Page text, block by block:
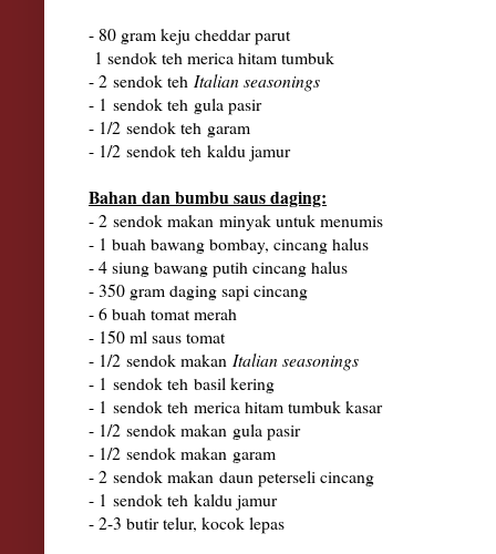
- 80 gram keju cheddar parut
1 sendok teh merica hitam tumbuk
- 2 sendok teh Italian seasonings
- 1 sendok teh gula pasir
- 1/2 sendok teh garam
- 1/2 sendok teh kaldu jamur
Bahan dan bumbu saus daging:
- 2 sendok makan minyak untuk menumis
- 1 buah bawang bombay, cincang halus
- 4 siung bawang putih cincang halus
- 350 gram daging sapi cincang
- 6 buah tomat merah
- 150 ml saus tomat
- 1/2 sendok makan Italian seasonings
- 1 sendok teh basil kering
- 1 sendok teh merica hitam tumbuk kasar
- 1/2 sendok makan gula pasir
- 1/2 sendok makan garam
- 2 sendok makan daun peterseli cincang
- 1 sendok teh kaldu jamur
- 2-3 butir telur, kocok lepas